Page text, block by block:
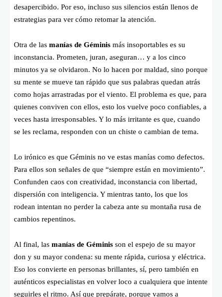
desapercibido. Por eso, incluso sus silencios están llenos de
estrategias para ver cómo retomar la atención.
Otra de las manías de Géminis más insoportables es su
inconstancia. Prometen, juran, aseguran… y a los cinco
minutos ya se olvidaron. No lo hacen por maldad, sino porque
su mente se mueve tan rápido que sus palabras quedan atrás
como hojas arrastradas por el viento. El problema es que, para
quienes conviven con ellos, esto los vuelve poco confiables, a
veces hasta irresponsables. Y lo más irritante es que, cuando
se les reclama, responden con un chiste o cambian de tema.
Lo irónico es que Géminis no ve estas manías como defectos.
Para ellos son señales de que “siempre están en movimiento”.
Confunden caos con creatividad, inconstancia con libertad,
dispersión con inteligencia. Y mientras tanto, los que los
rodean intentan no perder la cabeza ante su montaña rusa de
cambios repentinos.
Al final, las manías de Géminis son el espejo de su mayor
don y su mayor condena: su mente rápida, curiosa y eléctrica.
Eso los convierte en personas brillantes, sí, pero también en
auténticos especialistas en volver loco a cualquiera que intente
seguirles el ritmo. Así que prepárate, porque vamos a